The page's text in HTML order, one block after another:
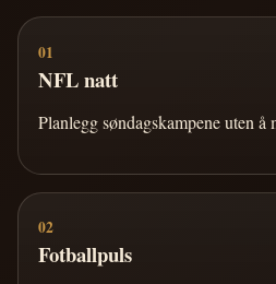
01
NFL natt
Planlegg søndagskampene uten å
02
Fotballpuls